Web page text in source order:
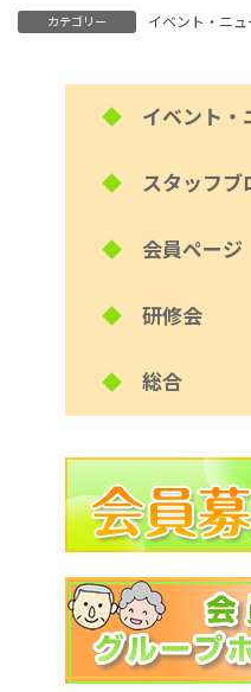
カテゴリー イベント・ニュ
◆ イベント・
◆ スタッフブ
◆ 会員ページ
◆ 研修会
◆ 総合